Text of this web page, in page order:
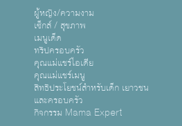
ผู้หญิง/ความงาม
เซ็กส์ / สุขภาพ
เมนูเด็ด
ทริปครอบครัว
คุณแม่แชร์ไอเดีย
คุณแม่แชร์เมนู
สิทธิประโยชน์สำหรับเด็ก เยาวชน
และครอบครัว
กิจกรรม Mama Expert